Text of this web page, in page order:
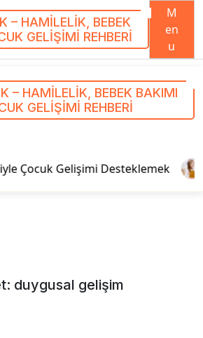
– HAMILELIK, BEBEK
GELIŞIMI REHBERI
M
en
u
– HAMILELIK, BEBEK BAKIMI
GELIŞIMI REHBERI
Çocuk Gelişimi Desteklemek
duygusal gelişim